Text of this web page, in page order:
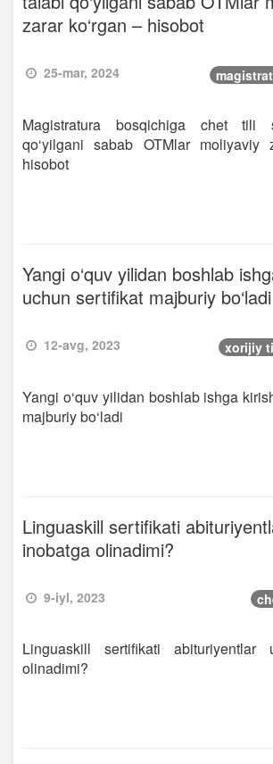
zarar ko‘rgan – hisobot
25-mar, 2024
Magistratura bosqichiga chet tili
qo‘yilgani sabab OTMlar moliyaviy
hisobot
Yangi o‘quv yilidan boshlab
uchun sertifikat majburiy bo‘ladi
12-avg, 2023 xorijiy
Yangi o‘quv yilidan boshlab ishga
majburiy bo‘ladi
Linguaskill sertifikati
inobatga olinadimi?
9-iyl, 2023
Linguaskill sertifikati abituriyentlar
olinadimi?